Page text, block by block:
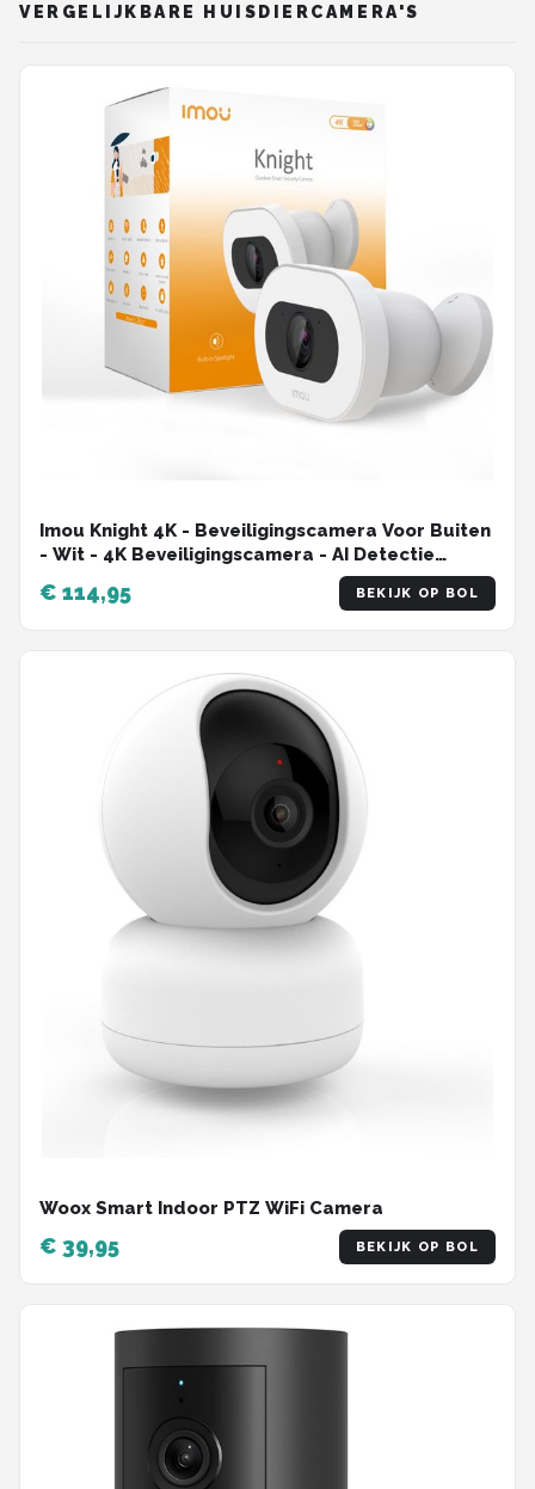
VERGELIJKBARE HUISDIERCAMERA'S
Imou Knight 4K - Beveiligingscamera Voor Buiten
- Wit - 4K Beveiligingscamera - AI Detectie
Personen Dieren En Voertuigen - 600 Lumen
Spotlight - 110 dB Beveiligingssirene - IP66
Weerbestendig
€ 114,95 BEKIJK OP BOL
Woox Smart Indoor PTZ WiFi Camera
€ 39,95 BEKIJK OP BOL